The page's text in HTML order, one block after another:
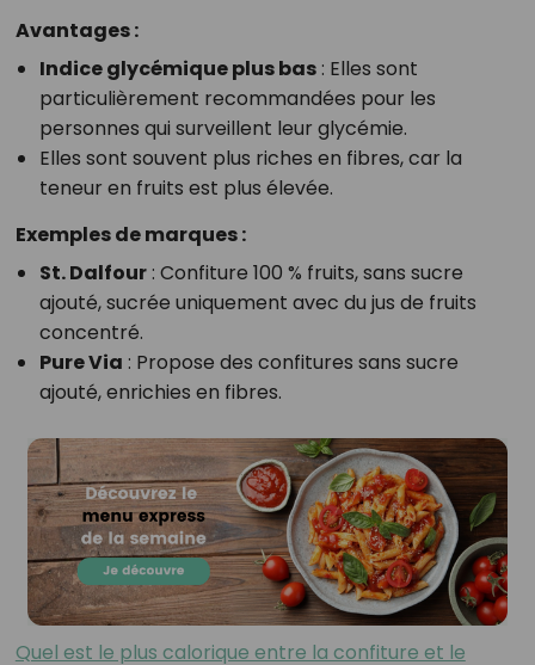
Avantages :
Indice glycémique plus bas: Elles sont
particulièrement recommandées pour les
personnes qui surveillent leur glycémie.
Elles sont souvent plus riches en fibres, car la
teneur en fruits est plus élevée.
Exemples de marques :
St. Dalfour: Confiture 100 % fruits, sans sucre
ajouté, sucrée uniquement avec du jus de fruits
concentré.
Pure Via : Propose des confitures sans sucre
ajouté, enrichies en fibres.
Quel est le plus calorique entre la confiture et le